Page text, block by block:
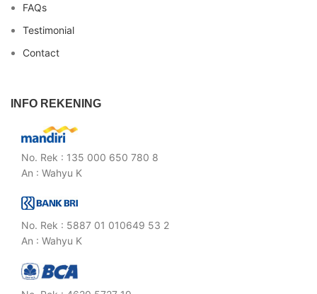
FAQs
Testimonial
Contact
INFO REKENING
No. Rek : 135 000 650 780 8
An : Wahyu K
No. Rek : 5887 01 010649 53 2
An : Wahyu K